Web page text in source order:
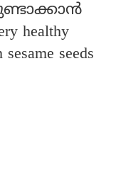
healthy
seeds